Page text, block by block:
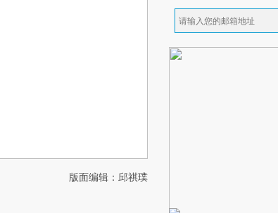
版面编辑：邱祺璞